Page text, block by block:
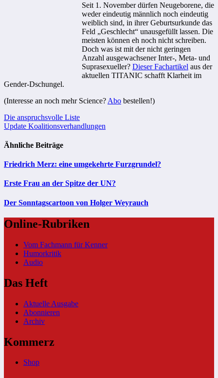
Seit 1. November dürfen Neugeborene, die
weder eindeutig männlich noch eindeutig
weiblich sind, in ihrer Geburtsurkunde das
Feld „Geschlecht“ unausgefüllt lassen. Die
meisten können eh noch nicht schreiben.
Doch was ist mit der nicht geringen
Anzahl ausgewachsener Inter-, Meta- und
Suprasexueller? Dieser Fachartikel aus der
aktuellen TITANIC schafft Klarheit im
Gender-Dschungel.
(Interesse an noch mehr Science? Abo bestellen!)
Beitragsnavigation
Die anspruchsvolle Liste
Update Koalitionsverhandlungen
Ähnliche Beiträge
Friedrich Merz: eine umgekehrte Furzgrundel?
Erste Frau an der Spitze der UN?
Der Sonntagscartoon von Holger Weyrauch
Online-Rubriken
Vom Fachmann für Kenner
Humorkritik
Audio
Das Heft
Aktuelle Ausgabe
Abonnieren
Archiv
Kommerz
Shop